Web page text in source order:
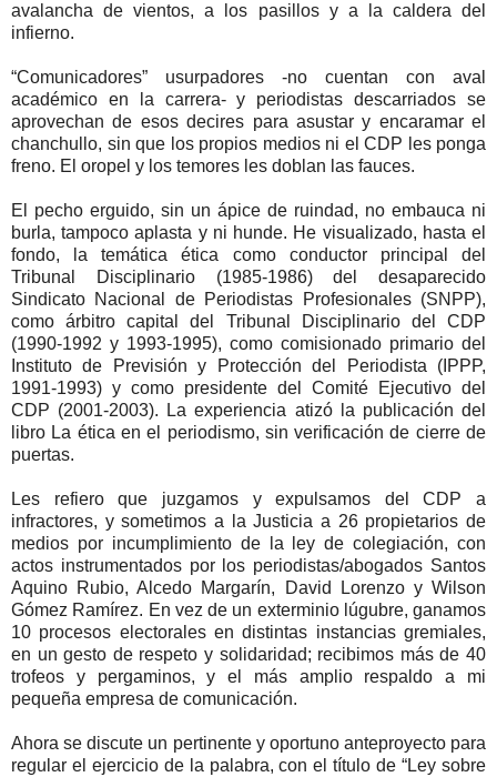
avalancha de vientos, a los pasillos y a la caldera del
infierno.
“Comunicadores” usurpadores -no cuentan con aval
académico en la carrera- y periodistas descarriados se
aprovechan de esos decires para asustar y encaramar el
chanchullo, sin que los propios medios ni el CDP les ponga
freno. El oropel y los temores les doblan las fauces.
El pecho erguido, sin un ápice de ruindad, no embauca ni
burla, tampoco aplasta y ni hunde. He visualizado, hasta el
fondo, la temática ética como conductor principal del
Tribunal Disciplinario (1985-1986) del desaparecido
Sindicato Nacional de Periodistas Profesionales (SNPP),
como árbitro capital del Tribunal Disciplinario del CDP
(1990-1992 y 1993-1995), como comisionado primario del
Instituto de Previsión y Protección del Periodista (IPPP,
1991-1993) y como presidente del Comité Ejecutivo del
CDP (2001-2003). La experiencia atizó la publicación del
libro La ética en el periodismo, sin verificación de cierre de
puertas.
Les refiero que juzgamos y expulsamos del CDP a
infractores, y sometimos a la Justicia a 26 propietarios de
medios por incumplimiento de la ley de colegiación, con
actos instrumentados por los periodistas/abogados Santos
Aquino Rubio, Alcedo Margarín, David Lorenzo y Wilson
Gómez Ramírez. En vez de un exterminio lúgubre, ganamos
10 procesos electorales en distintas instancias gremiales,
en un gesto de respeto y solidaridad; recibimos más de 40
trofeos y pergaminos, y el más amplio respaldo a mi
pequeña empresa de comunicación.
Ahora se discute un pertinente y oportuno anteproyecto para
regular el ejercicio de la palabra, con el título de “Ley sobre